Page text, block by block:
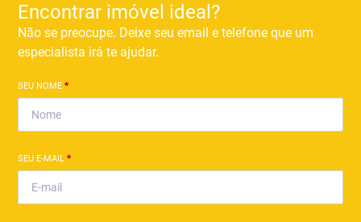
Encontrar imóvel ideal?
Não se preocupe. Deixe seu email e telefone que um
especialista irá te ajudar.
SEU NOME*
SEU E-MAIL*